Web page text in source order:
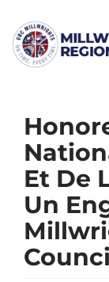
content
Et De
Un